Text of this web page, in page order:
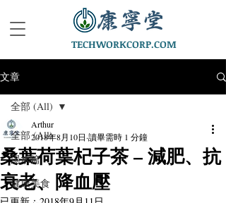
TECHWORKCORP.COM
文章
全部 (All)
湯水篇
健康美食
全部 (All)
桑葉荷葉杞子茶 – 減肥、抗
衰老、降血壓
Arthur
2018年8月10日 讀畢需時 1 分鐘